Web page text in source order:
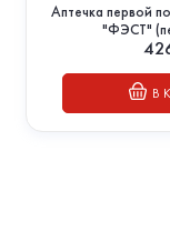
Аптечка первой
"ФЭСТ"
В